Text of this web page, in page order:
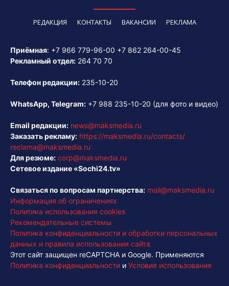
РЕДАКЦИЯ КОНТАКТЫ ВАКАНСИИ РЕКЛАМА
Приёмная: +7 966 779-96-00 +7 862 264-00-45
Рекламный отдел: 264 70 70
Телефон редакции: 235-10-20
WhatsApp, Telegram: +7 988 235-10-20 (для фото и видео)
Email редакции: news@maksmedia.ru
Заказать рекламу: https://maksmedia.ru/contacts/
reclama@maksmedia.ru
Для резюме: corp@maksmedia.ru
Сетевое издание «Sochi24.tv»
Связаться по вопросам партнерства: mail@maksmedia.ru
Информация об ограничениях
Политика использования cookies
Рекомендательные системы
Политика конфиденциальности и обработки персональных
данных и правила использования сайта
Этот сайт защищен reCAPTCHA и Google. Применяются
Политика конфиденциальности и Условия использования